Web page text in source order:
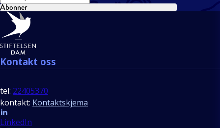
Abonner
Bunntekst
Kontakt oss
tel: 22405370
kontakt: Kontaktskjema
Follow us
LinkedIn